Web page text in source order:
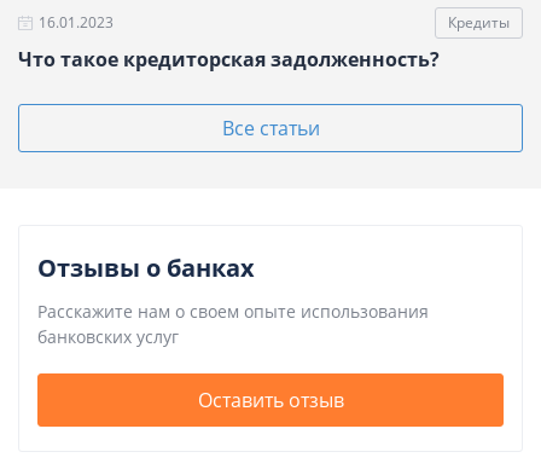
16.01.2023 Кредиты
Что такое кредиторская задолженность?
Все статьи
Отзывы о банках
Расскажите нам о своем опыте использования
банковских услуг
Оставить отзыв